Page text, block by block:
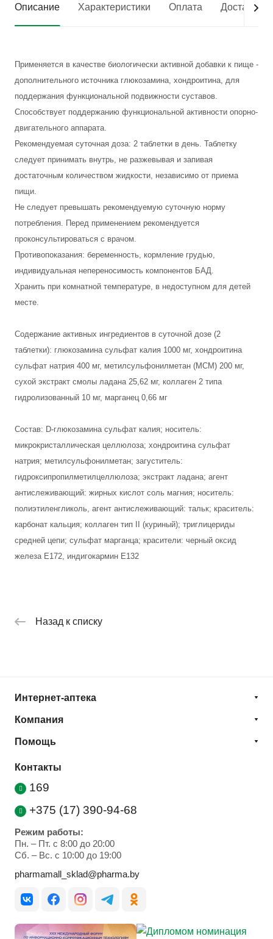
Описание Характеристики Оплата Доставка
Применяется в качестве биологически активной добавки к пище -
дополнительного источника глюкозамина, хондроитина, для
поддержания функциональной подвижности суставов.
Способствует поддержанию функциональной активности опорно-
двигательного аппарата.
Рекомендуемая суточная доза: 2 таблетки в день. Таблетку
следует принимать внутрь, не разжевывая и запивая
достаточным количеством жидкости, независимо от приема
пищи.
Не следует превышать рекомендуемую суточную норму
потребления. Перед применением рекомендуется
проконсультироваться с врачом.
Противопоказания: беременность, кормление грудью,
индивидуальная непереносимость компонентов БАД.
Хранить при комнатной температуре, в недоступном для детей
месте.
Содержание активных ингредиентов в суточной дозе (2
таблетки): глюкозамина сульфат калия 1000 мг, хондроитина
сульфат натрия 400 мг, метилсульфонилметан (МСМ) 200 мг,
сухой экстракт смолы ладана 25,62 мг, коллаген 2 типа
гидролизованный 10 мг, марганец 0,66 мг
Состав: D-глюкозамина сульфат калия; носитель:
микрокристаллическая целлюлоза; хондроитина сульфат
натрия; метилсульфонилметан; загуститель:
гидроксипропилметилцеллюлоза; экстракт ладана; агент
антислеживающий: жирных кислот соль магния; носитель:
полиэтиленгликоль, агент антислеживающий: тальк; краситель:
карбонат кальция; коллаген тип II (куриный); триглицериды
средней цепи; сульфат марганца; красители: черный оксид
железа Е172, индигокармин Е132
Назад к списку
Интернет-аптека
Компания
Помощь
Контакты
169
+375 (17) 390-94-68
Режим работы:
Пн. – Пт. с 8:00 до 20:00
Cб. – Вс. с 10:00 до 19:00
pharmamall_sklad@pharma.by